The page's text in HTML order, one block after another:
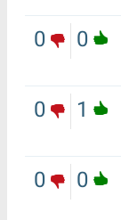
0
0
1
0
0
0